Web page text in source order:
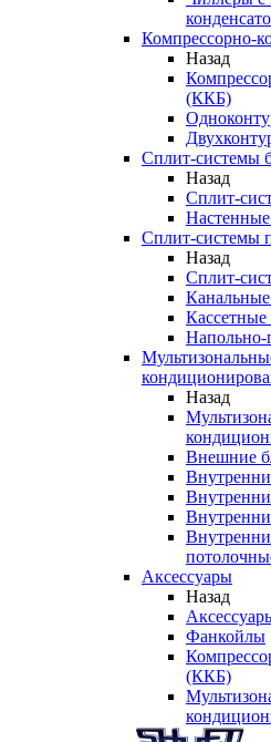
Компрессорно-
Назад
(ККБ)
Сплит-системы
Назад
Сплит-
Сплит-системы
Назад
Сплит-
Напольно-
Назад
Внешние
Аксессуары
Назад
Фанкойлы
(ККБ)